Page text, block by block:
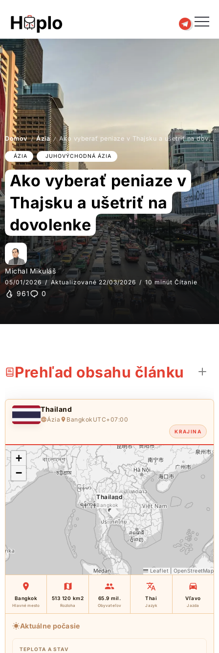
Domov / Ázia / Ako vyberať peniaze v Thajsku a ušetriť na dovolenke
ÁZIA JUHOVÝCHODNÁ ÁZIA
Ako vyberať peniaze v
Thajsku a ušetriť na
dovolenke
Michal Mikuláš
05/01/2026 Aktualizované 22/03/2026 10 minút Čítanie
961 0
Prehľad obsahu článku
Thailand
Ázia Bangkok UTC+07:00
KRAJINA
Thailand
Bangkok
×
+
−
Leaflet OpenStreetMap
Bangkok
Hlavné mesto
513 120 km2
Rozloha
65.9 mil.
Obyvateľov
Thai
Jazyk
Vľavo
Jazda
Aktuálne počasie
TEPLOTA A STAV